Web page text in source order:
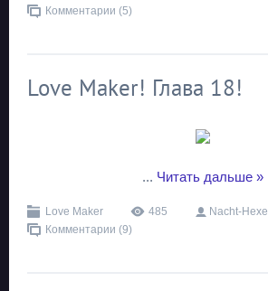
Комментарии (5)
Love Maker! Глава 18!
... Читать дальше »
Love Maker 485 Nacht-Hexe
Комментарии (9)